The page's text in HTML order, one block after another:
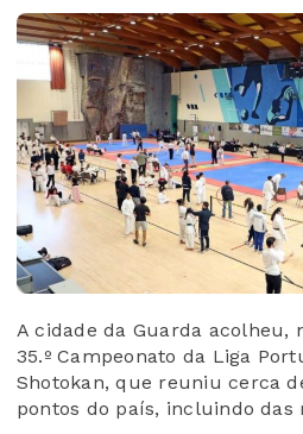
A cidade da Guarda acolheu,
35.º Campeonato da Liga
Shotokan, que reuniu cerca
pontos do país, incluindo das